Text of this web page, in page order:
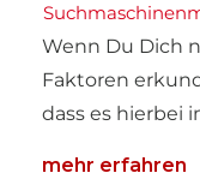
Wenn Du Dich
Faktoren
dass es hierbei
mehr erfahren